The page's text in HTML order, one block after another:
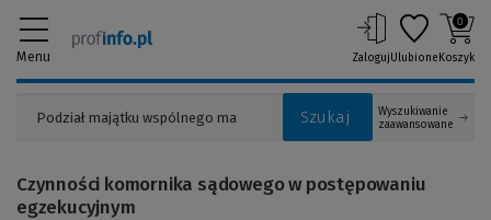
Menu
Szukaj
Wyszukiwanie
zaawansowane
ZalogujUlubione
0
Koszyk
Czynności komornika sądowego w postępowaniu
egzekucyjnym